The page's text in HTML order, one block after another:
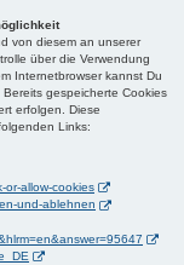
von diesem an unserer
über die Verwendung
Internetbrowser kannst Du
gespeicherte Cookies
erfolgen. Diese
Links:
or-allow-cookies
und-ablehnen